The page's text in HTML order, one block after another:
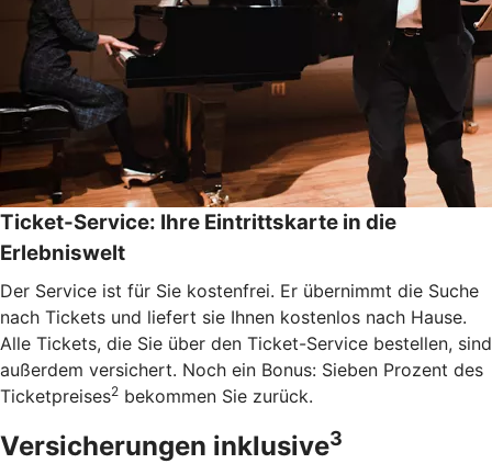
Ticket-Service: Ihre Eintrittskarte in die
Erlebniswelt
Der Service ist für Sie kostenfrei. Er übernimmt die Suche
nach Tickets und liefert sie Ihnen kostenlos nach Hause.
Alle Tickets, die Sie über den Ticket-Service bestellen, sind
außerdem versichert. Noch ein Bonus: Sieben Prozent des
Ticketpreises2 bekommen Sie zurück.
Versicherungen inklusive3